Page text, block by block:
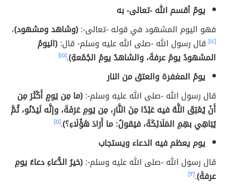
يومٌ أقسم الله -تعالى- به
فهو اليوم المشهود في قوله -تعالى-:(وشاهد ومشهود)،
[١٤] قال رسول الله -صلى الله عليه وسلم- قال:(اليومُ
المشهودُ يومُ عرفةَ، والشاهدُ يومُ الجُمُعةِ).[١٥]
يومُ المغفرة والعتق من النار
قال رسول الله -صلى الله عليه وسلم-:(ما مِن يَومٍ أَكْثَرَ مِن
أَنْ يُعْتِقَ اللَّهُ فيه عَبْدًا مِنَ النَّارِ، مِن يَومِ عَرَفَةَ، وإنَّه لَيَدْنُو، ثُمَّ
يُبَاهِي بهِمِ المَلَائِكَةَ، فيَقولُ: ما أَرَادَ هَؤُلَاءِ؟).[٥]
يوم يعظم فيه الدعاء ويستجاب
قال رسول الله -صلى الله عليه وسلم-:(خيرُ الدُّعاءِ دعاءُ يومِ
عرفةَ).[٣]